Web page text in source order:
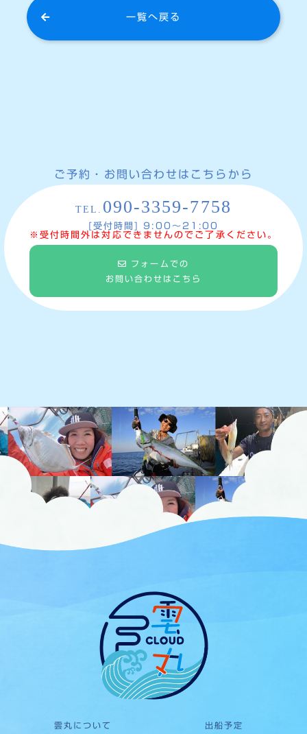
一覧へ戻る
ご予約・お問い合わせはこちらから
TEL. 090-3359-7758
[受付時間] 9:00〜21:00
※受付時間外は対応できませんのでご了承ください。
フォームでの
お問い合わせはこちら
雲丸について 出船予定